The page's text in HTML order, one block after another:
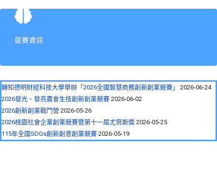
競賽資訊
轉知德明財經科技大學舉辦「2026全國智慧商務創新創業競賽」
2026-06-24
2026發光、發亮農會生技創新創業競賽 2026-06-02
2026創新創業戰鬥營 2026-05-26
2026桃園社會企業創業競賽暨第十一屆尤努斯獎 2026-05-25
115年全國SDGs創新創意創業競賽 2026-05-19